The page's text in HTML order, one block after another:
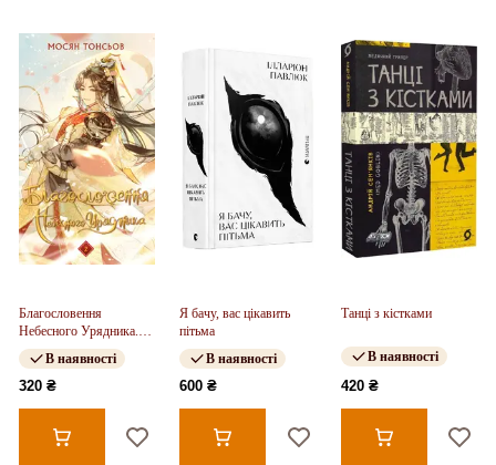
Благословення
Небесного Урядника.
Том 2
В наявності
320 ₴
Я бачу, вас цікавить
пітьма
В наявності
600 ₴
Танці з кістками
В наявності
420 ₴